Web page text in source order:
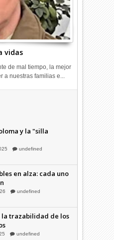
vidas
de mal tiempo, la mejor
nuestras familias e...
y la "silla
en alza: cada uno
trazabilidad de los